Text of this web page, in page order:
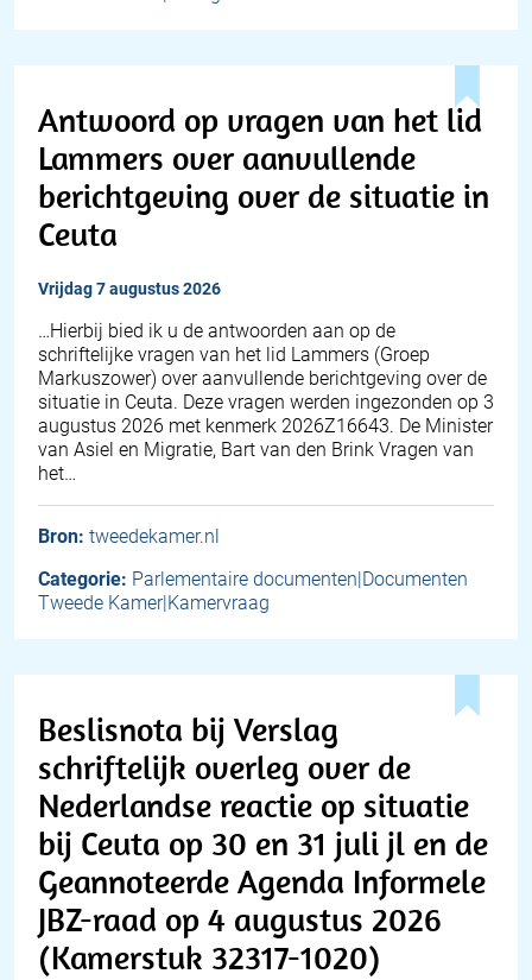
Antwoord op vragen van het lid
Lammers over aanvullende
berichtgeving over de situatie in
Ceuta
vrijdag 7 augustus 2026
… Hierbij bied ik u de antwoorden aan op de
schriftelijke vragen van het lid Lammers (Groep
Markuszower) over aanvullende berichtgeving over de
situatie in Ceuta. Deze vragen werden ingezonden op 3
augustus 2026 met kenmerk 2026Z16643. De Minister
van Asiel en Migratie, Bart van den Brink Vragen van
het…
Bron: tweedekamer.nl
Categorie: Parlementaire documenten|Documenten
Tweede Kamer|Kamervraag
Beslisnota bij Verslag
schriftelijk overleg over de
Nederlandse reactie op situatie
bij Ceuta op 30 en 31 juli jl en de
Geannoteerde Agenda Informele
JBZ-raad op 4 augustus 2026
(Kamerstuk 32317-1020)